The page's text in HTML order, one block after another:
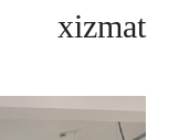
xizmat